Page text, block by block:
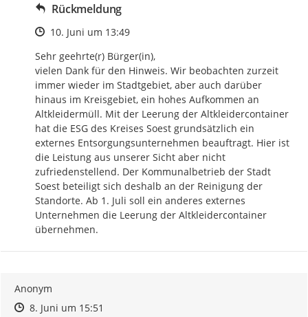
Rückmeldung
Zeitpunkt des Erstellens
10. Juni um 13:49
Sehr geehrte(r) Bürger(in),
vielen Dank für den Hinweis. Wir beobachten zurzeit
immer wieder im Stadtgebiet, aber auch darüber
hinaus im Kreisgebiet, ein hohes Aufkommen an
Altkleidermüll. Mit der Leerung der Altkleidercontainer
hat die ESG des Kreises Soest grundsätzlich ein
externes Entsorgungsunternehmen beauftragt. Hier ist
die Leistung aus unserer Sicht aber nicht
zufriedenstellend. Der Kommunalbetrieb der Stadt
Soest beteiligt sich deshalb an der Reinigung der
Standorte. Ab 1. Juli soll ein anderes externes
Unternehmen die Leerung der Altkleidercontainer
übernehmen.
Anonym
Zeitpunkt des Erstellens
Zeitpunkt des Erstellens
8. Juni um 15:51